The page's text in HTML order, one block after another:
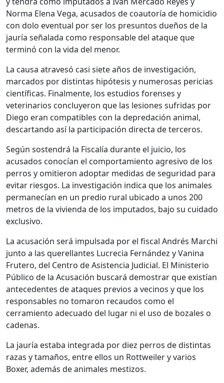
Norma Elena Vega, acusados de coautoría de homicidio
con dolo eventual por ser los presuntos dueños de la
jauría señalada como responsable del ataque que
terminó con la vida del menor.
La causa atravesó casi siete años de investigación,
marcados por distintas hipótesis y numerosas pericias
científicas. Finalmente, los estudios forenses y
veterinarios concluyeron que las lesiones sufridas por
Diego eran compatibles con la depredación animal,
descartando así la participación directa de terceros.
Según sostendrá la Fiscalía durante el juicio, los
acusados conocían el comportamiento agresivo de los
perros y omitieron adoptar medidas de seguridad para
evitar riesgos. La investigación indica que los animales
permanecían en un predio rural ubicado a unos 200
metros de la vivienda de los imputados, bajo su cuidado
exclusivo.
La acusación será impulsada por el fiscal Andrés Marchi
junto a las querellantes Lucrecia Fernández y Vanina
Frutero, del Centro de Asistencia Judicial. El Ministerio
Público de la Acusación buscará demostrar que existían
antecedentes de ataques previos a vecinos y que los
responsables no tomaron recaudos como el
cerramiento adecuado del lugar ni el uso de bozales o
cadenas.
La jauría estaba integrada por diez perros de distintas
razas y tamaños, entre ellos un Rottweiler y varios
Boxer, además de animales mestizos.